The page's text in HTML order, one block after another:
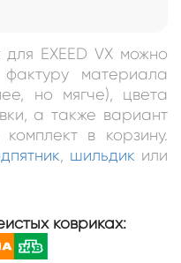
для EXEED VX можно
материала
но мягче), цвета
а также вариант
в корзину.
шильдик или
ковриках: